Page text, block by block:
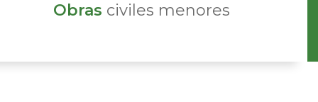
Obras civiles menores